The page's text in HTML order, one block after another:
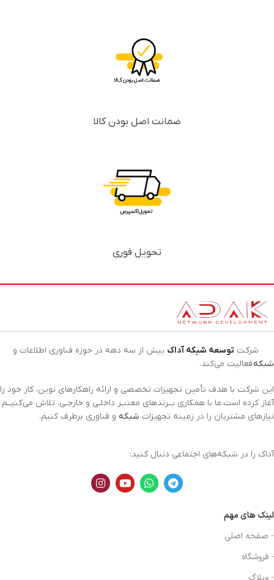
ضمانت اصل بودن کالا
تحویل فوری
شرکت توسعه شبکه آداک بیش از سه دهه در حوزه فناوری اطلاعات و
شبکهفعالیت می‌کند.
این شرکت با هدف تأمین تجهیزات تخصصی و ارائه راهکارهای نوین، کار خود را
آغاز کرده است.ما با همکاری بــرندهای معتبـر داخلـی و خارجـی، تلاش می‌کنیــم
نیازهای مشتریان را در زمینه تجهیزات شبکه و فناوری برطرف کنیم.
آداک را در شبکه‌های اجتماعی دنبال کنید:
لینک های مهم
- صفحه اصلی
- فروشگاه